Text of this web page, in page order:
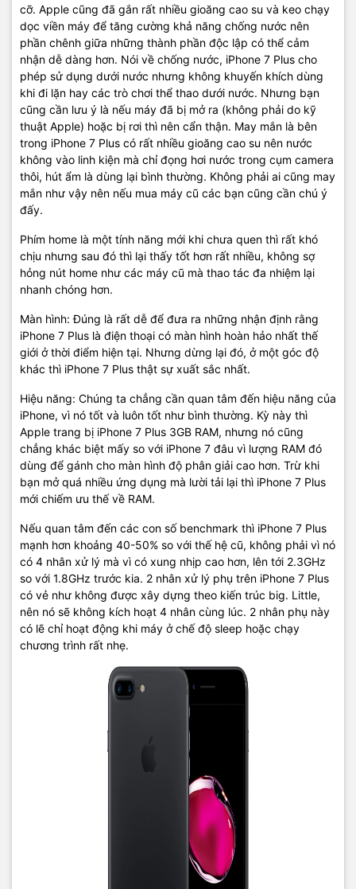
cỡ. Apple cũng đã gắn rất nhiều gioăng cao su và keo chạy
dọc viền máy để tăng cường khả năng chống nước nên
phần chênh giữa những thành phần độc lập có thể cảm
nhận dễ dàng hơn. Nói về chống nước, iPhone 7 Plus cho
phép sử dụng dưới nước nhưng không khuyến khích dùng
khi đi lặn hay các trò chơi thể thao dưới nước. Nhưng bạn
cũng cần lưu ý là nếu máy đã bị mở ra (không phải do kỹ
thuật Apple) hoặc bị rơi thì nên cẩn thận. May mắn là bên
trong iPhone 7 Plus có rất nhiều gioăng cao su nên nước
không vào linh kiện mà chỉ đọng hơi nước trong cụm camera
thôi, hút ẩm là dùng lại bình thường. Không phải ai cũng may
mắn như vậy nên nếu mua máy cũ các bạn cũng cần chú ý
đấy.
Phím home là một tính năng mới khi chưa quen thì rất khó
chịu nhưng sau đó thì lại thấy tốt hơn rất nhiều, không sợ
hỏng nút home như các máy cũ mà thao tác đa nhiệm lại
nhanh chóng hơn.
Màn hình: Đúng là rất dễ để đưa ra những nhận định rằng
iPhone 7 Plus là điện thoại có màn hình hoàn hảo nhất thế
giới ở thời điểm hiện tại. Nhưng dừng lại đó, ở một góc độ
khác thì iPhone 7 Plus thật sự xuất sắc nhất.
Hiệu năng: Chúng ta chẳng cần quan tâm đến hiệu năng của
iPhone, vì nó tốt và luôn tốt như bình thường. Kỳ này thì
Apple trang bị iPhone 7 Plus 3GB RAM, nhưng nó cũng
chẳng khác biệt mấy so với iPhone 7 đâu vì lượng RAM đó
dùng để gánh cho màn hình độ phân giải cao hơn. Trừ khi
bạn mở quá nhiều ứng dụng mà lười tải lại thì iPhone 7 Plus
mới chiếm ưu thế về RAM.
Nếu quan tâm đến các con số benchmark thì iPhone 7 Plus
mạnh hơn khoảng 40-50% so với thế hệ cũ, không phải vì nó
có 4 nhân xử lý mà vì có xung nhịp cao hơn, lên tới 2.3GHz
so với 1.8GHz trước kia. 2 nhân xử lý phụ trên iPhone 7 Plus
có vẻ như không được xây dựng theo kiến trúc big. Little,
nên nó sẽ không kích hoạt 4 nhân cùng lúc. 2 nhân phụ này
có lẽ chỉ hoạt động khi máy ở chế độ sleep hoặc chạy
chương trình rất nhẹ.